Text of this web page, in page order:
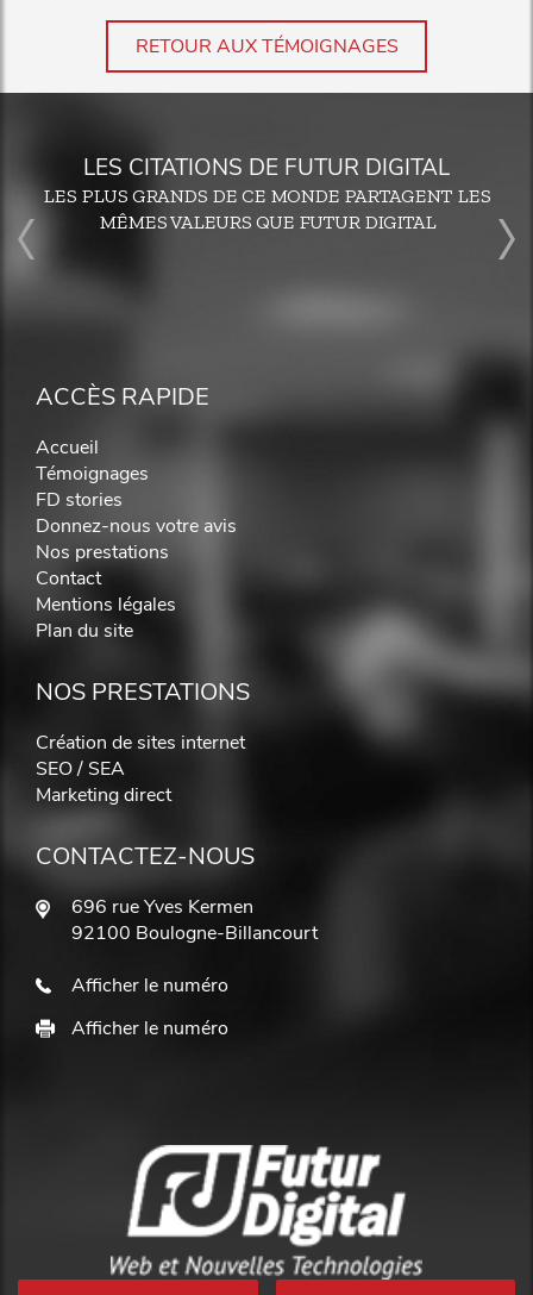
RETOUR AUX TÉMOIGNAGES
LES CITATIONS DE FUTUR DIGITAL
LES PLUS GRANDS DE CE MONDE PARTAGENT LES
MÊMES VALEURS QUE FUTUR DIGITAL
ACCÈS RAPIDE
Accueil
Témoignages
FD stories
Donnez-nous votre avis
Nos prestations
Contact
Mentions légales
Plan du site
NOS PRESTATIONS
Création de sites internet
SEO / SEA
Marketing direct
CONTACTEZ-NOUS
696 rue Yves Kermen
92100 Boulogne-Billancourt
Afficher le numéro
Afficher le numéro